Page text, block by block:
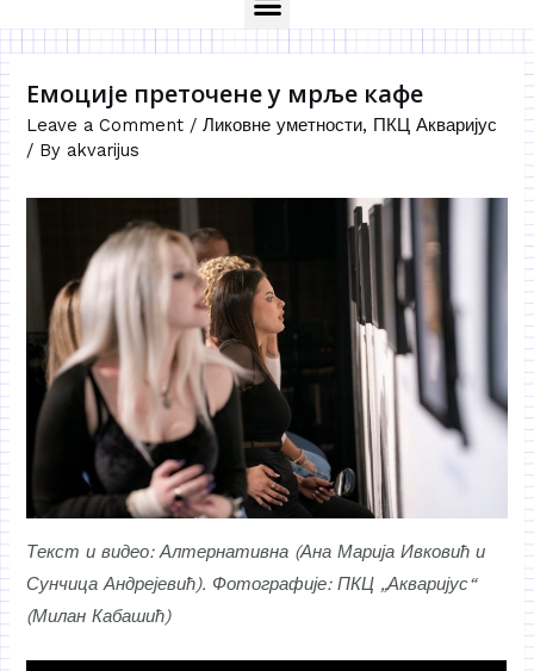
Емоције преточене у мрље кафе
Leave a Comment /Ликовне уметности, ПКЦ Акваријус
/ By akvarijus
Текст и видео: Алтернативна (Ана Марија Ивковић и
Сунчица Андрејевић). Фотографије: ПКЦ „Акваријус“
(Милан Кабашић)